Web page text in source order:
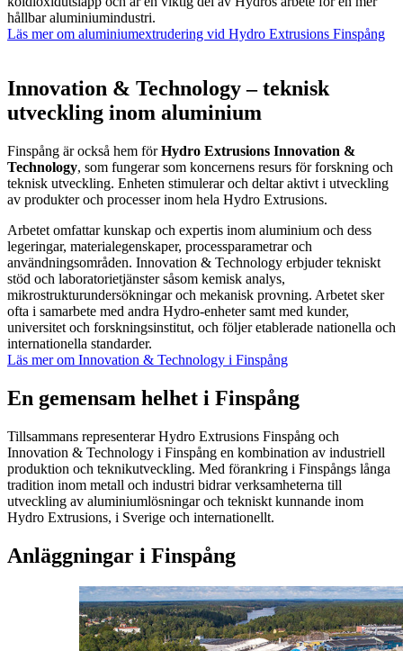
hållbar aluminiumindustri.
Läs mer om aluminiumextrudering vid Hydro Extrusions Finspång
Innovation & Technology – teknisk
utveckling inom aluminium
Finspång är också hem förHydro Extrusions Innovation &
Technology, som fungerar som koncernens resurs för forskning och
teknisk utveckling. Enheten stimulerar och deltar aktivt i utveckling
av produkter och processer inom hela Hydro Extrusions.
Arbetet omfattar kunskap och expertis inom aluminium och dess
legeringar, materialegenskaper, processparametrar och
användningsområden. Innovation & Technology erbjuder tekniskt
stöd och laboratorietjänster såsom kemisk analys,
mikrostrukturundersökningar och mekanisk provning. Arbetet sker
ofta i samarbete med andra Hydro-enheter samt med kunder,
universitet och forskningsinstitut, och följer etablerade nationella och
internationella standarder.
Läs mer om Innovation & Technology i Finspång
En gemensam helhet i Finspång
Tillsammans representerar Hydro Extrusions Finspång och
Innovation & Technology i Finspång en kombination av industriell
produktion och teknikutveckling. Med förankring i Finspångs långa
tradition inom metall och industri bidrar verksamheterna till
utveckling av aluminiumlösningar och tekniskt kunnande inom
Hydro Extrusions, i Sverige och internationellt.
Anläggningar i Finspång